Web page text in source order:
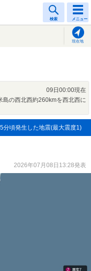
検索 メニュー
現在地
09日00:00現在
島の西北西約260kmを西北西に
分頃発生した地震(最大震度1)
2026年07月08日13:28発表